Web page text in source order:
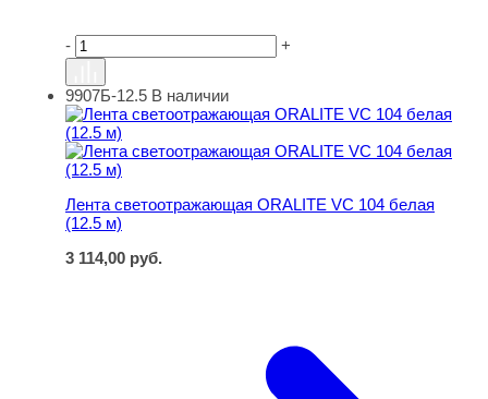
- +
Лента светоотражающая ORALITE VC 104 белая (12.5
9907Б-12.5 В наличии
Лента светоотражающая ORALITE VC 104 белая
(12.5 м)
3 114,00 руб.